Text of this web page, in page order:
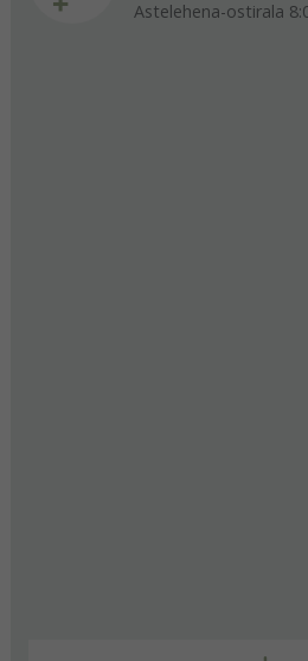
Astelehena-ostirala